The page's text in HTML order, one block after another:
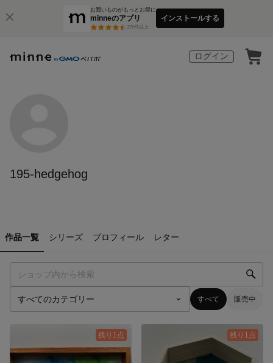
お買いものがもっとお得に
minneのアプリ
3万件以上
インストールする
ログイン
195-hedgehog
作品一覧 シリーズ プロフィール レター
すべて 販売中
残り1点 残り1点